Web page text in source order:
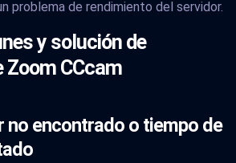
problema de rendimiento del servidor.
y solución de
Zoom CCcam
no encontrado o tiempo de